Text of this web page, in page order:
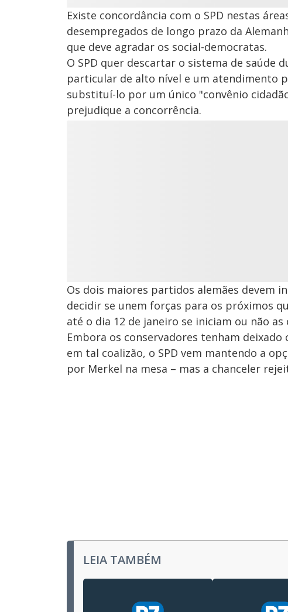
Existe concordância com o SPD nestas
desempregados de longo prazo da
que deve agradar os social-democratas.
O SPD quer descartar o sistema de saúde
particular de alto nível e um atendimento
substituí-lo por um único "convênio
prejudique a concorrência.
Os dois maiores partidos alemães devem
decidir se unem forças para os próximos
até o dia 12 de janeiro se iniciam ou não
Embora os conservadores tenham
em tal coalizão, o SPD vem mantendo a
por Merkel na mesa – mas a chanceler
LEIA TAMBÉM